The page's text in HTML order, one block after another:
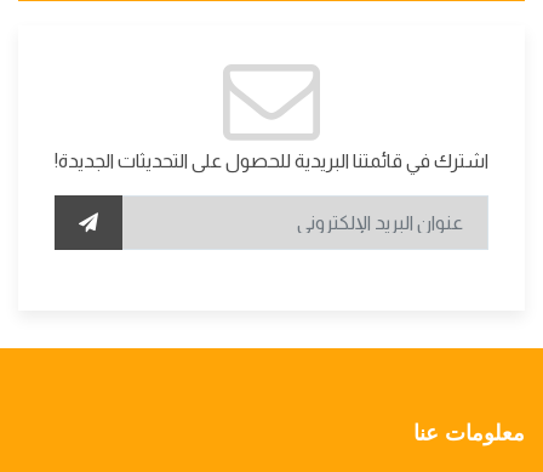
اشترك في قائمتنا البريدية للحصول على التحديثات الجديدة!
معلومات عنا